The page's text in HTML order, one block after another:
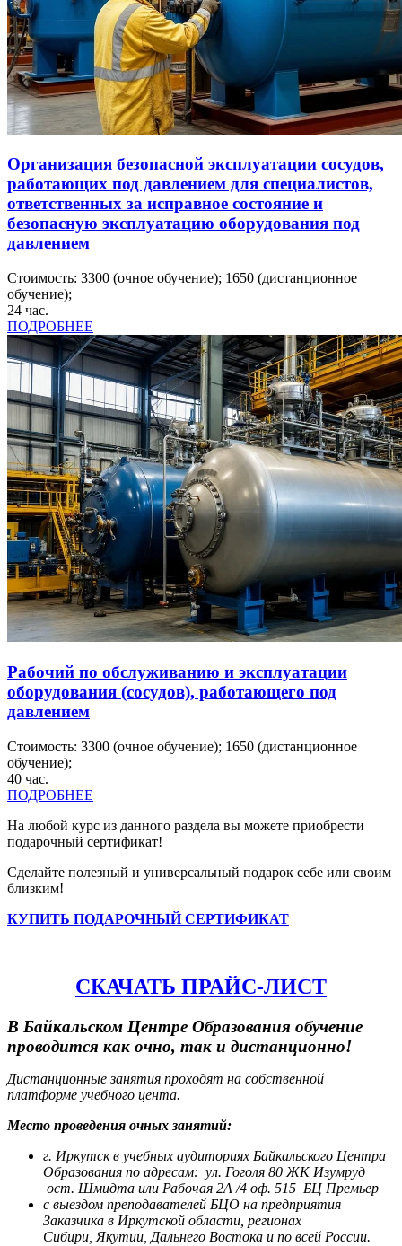
Организация безопасной эксплуатации сосудов,
работающих под давлением для специалистов,
ответственных за исправное состояние и
безопасную эксплуатацию оборудования под
давлением
Стоимость: 3300 (очное обучение); 1650 (дистанционное
обучение);
24 час.
ПОДРОБНЕЕ
Рабочий по обслуживанию и эксплуатации
оборудования (сосудов), работающего под
давлением
Стоимость: 3300 (очное обучение); 1650 (дистанционное
обучение);
40 час.
ПОДРОБНЕЕ
На любой курс из данного раздела вы можете приобрести
подарочный сертификат!
Сделайте полезный и универсальный подарок себе или своим
близким!
КУПИТЬ ПОДАРОЧНЫЙ СЕРТИФИКАТ
СКАЧАТЬ ПРАЙС-ЛИСТ
В Байкальском Центре Образования обучение
проводится как очно, так и дистанционно!
Дистанционные занятия проходят на собственной
платформе учебного цента.
Место проведения очных занятий:
г. Иркутск в учебных аудиториях Байкальского Центра
Образования по адресам: ул. Гоголя 80 ЖК Изумруд
ост. Шмидта или Рабочая 2А /4 оф. 515 БЦ Премьер
с выездом преподавателей БЦО на предприятия
Заказчика в Иркутской области, регионах
Сибири, Якутии, Дальнего Востока и по всей России.